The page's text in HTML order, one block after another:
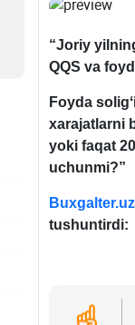
“Joriy
QQS va
Foyda
хarajatlarni
yoki faqat
uchunmi?”
Buxgalter.uz
tushuntirdi: